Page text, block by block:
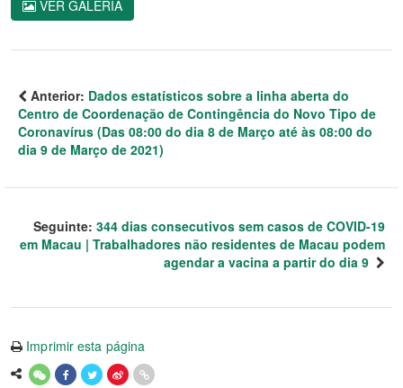
VER GALERIA
Anterior: Dados estatísticos sobre a linha aberta do
Centro de Coordenação de Contingência do Novo Tipo de
Coronavírus (Das 08:00 do dia 8 de Março até às 08:00 do
dia 9 de Março de 2021)
Seguinte: 344 dias consecutivos sem casos de COVID-19
em Macau | Trabalhadores não residentes de Macau podem
agendar a vacina a partir do dia 9
Imprimir esta página